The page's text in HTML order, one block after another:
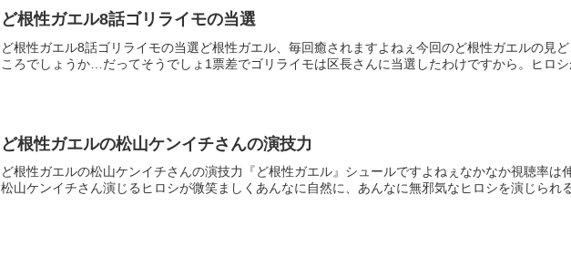
ど根性ガエル8話ゴリライモの当選
ど根性ガエル8話ゴリライモの当選ど根性ガエル、毎回癒されますよねぇ今回のど根性ガエルの見
ころでしょうか…だってそうでしょ1票差でゴリライモは区長さんに当選したわけですから。ヒロシ
ど根性ガエルの松山ケンイチさんの演技力
ど根性ガエルの松山ケンイチさんの演技力『ど根性ガエル』シュールですよねぇなかなか視聴率
松山ケンイチさん演じるヒロシが微笑ましくあんなに自然に、あんなに無邪気なヒロシを演じられ